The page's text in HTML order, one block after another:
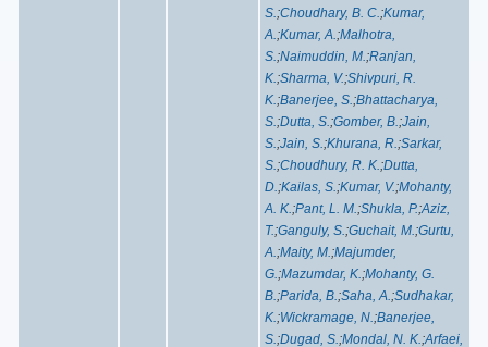
S.;Choudhary, B. C.;Kumar,
A.;Kumar, A.;Malhotra,
S.;Naimuddin, M.;Ranjan,
K.;Sharma, V.;Shivpuri, R.
K.;Banerjee, S.;Bhattacharya,
S.;Dutta, S.;Gomber, B.;Jain,
S.;Jain, S.;Khurana, R.;Sarkar,
S.;Choudhury, R. K.;Dutta,
D.;Kailas, S.;Kumar, V.;Mohanty,
A. K.;Pant, L. M.;Shukla, P.;Aziz,
T.;Ganguly, S.;Guchait, M.;Gurtu,
A.;Maity, M.;Majumder,
G.;Mazumdar, K.;Mohanty, G.
B.;Parida, B.;Saha, A.;Sudhakar,
K.;Wickramage, N.;Banerjee,
S.;Dugad, S.;Mondal, N. K.;Arfaei,